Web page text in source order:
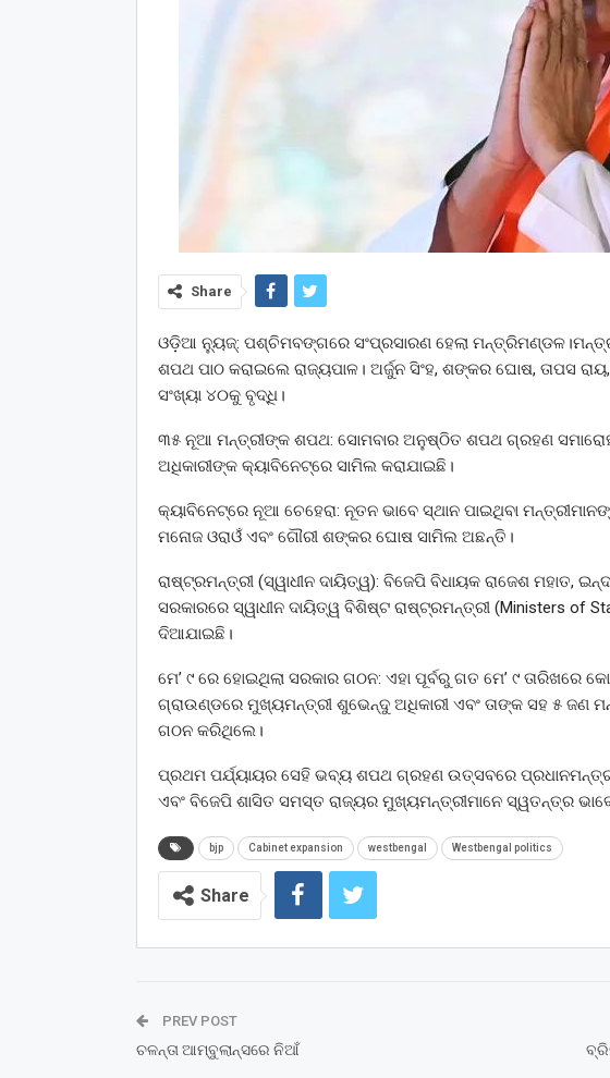
Share
ଓଡ଼ିଆ ନ୍ୟୁଜ୍: ପଶ୍ଚିମବଙ୍ଗରେ ସଂପ୍ରସାରଣ ହେଲା
ଶପଥ ପାଠ କରାଇଲେ ରାଜ୍ୟପାଳ। ଅର୍ଜୁନ ସିଂହ, ଶଙ୍କର ଘୋଷ, ତାପସ
ସଂଖ୍ୟା ୪୦କୁ ବୃଦ୍ଧି।
୩୫ ନୂଆ ମନ୍ତ୍ରୀଙ୍କ ଶପଥ: ସୋମବାର ଅନୁଷ୍ଠିତ ଶପଥ ଗ୍ରହଣ
ଅଧିକାରୀଙ୍କ କ୍ୟାବିନେଟ୍‌ରେ ସାମିଲ କରାଯାଇଛି।
କ୍ୟାବିନେଟ୍‌ରେ ନୂଆ ଚେହେରା: ନୂତନ ଭାବେ ସ୍ଥାନ ପାଇଥିବା
ମନୋଜ ଓରାଓଁ ଏବଂ ଗୌରୀ ଶଙ୍କର ଘୋଷ ସାମିଲ ଅଛନ୍ତି।
ରାଷ୍ଟ୍ରମନ୍ତ୍ରୀ (ସ୍ୱାଧୀନ ଦାୟିତ୍ୱ): ବିଜେପି ବିଧାୟକ ରାଜେଶ ମହାତ,
ସରକାରରେ ସ୍ୱାଧୀନ ଦାୟିତ୍ୱ ବିଶିଷ୍ଟ ରାଷ୍ଟ୍ରମନ୍ତ୍ରୀ (Ministers of
ଦିଆଯାଇଛି।
ମେ’ ୯ ରେ ହୋଇଥିଲା ସରକାର ଗଠନ: ଏହା ପୂର୍ବରୁ ଗତ ମେ’ ୯ ତାରିଖରେ
ଗ୍ରାଉଣ୍ଡରେ ମୁଖ୍ୟମନ୍ତ୍ରୀ ଶୁଭେନ୍ଦୁ ଅଧିକାରୀ ଏବଂ ତାଙ୍କ ସହ ୫ ଜଣ
ଗଠନ କରିଥିଲେ।
ପ୍ରଥମ ପର୍ଯ୍ୟାୟର ସେହି ଭବ୍ୟ ଶପଥ ଗ୍ରହଣ ଉତ୍ସବରେ
ଏବଂ ବିଜେପି ଶାସିତ ସମସ୍ତ ରାଜ୍ୟର ମୁଖ୍ୟମନ୍ତ୍ରୀମାନେ ସ୍ୱତନ୍ତ୍ର
bjp Cabinet expansion westbengal Westbengal politics
Share
PREV POST
ଚଳନ୍ତା ଆମ୍ବୁଲାନ୍ସରେ ନିଆଁ